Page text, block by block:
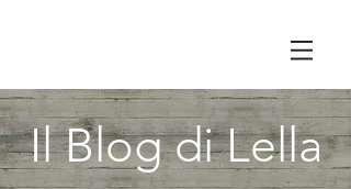
Il Blog di Lella